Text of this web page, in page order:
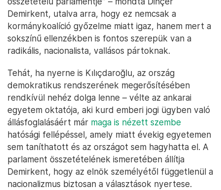
Demirkent, utalva arra, hogy ez nemcsak a
kormánykoalíció győzelme miatt igaz, hanem mert a
sokszínű ellenzékben is fontos szerepük van a
radikális, nacionalista, vallásos pártoknak.
Tehát, ha nyerne is Kılıçdaroğlu, az ország
demokratikus rendszerének megerősítésében
rendkívül nehéz dolga lenne – vélte az ankarai
egyetem oktatója, aki kurd emberi jogi ügyben való
állásfoglalásáért már maga is nézett szembe
hatósági fellépéssel, amely miatt évekig egyetemen
sem taníthatott és az országot sem hagyhatta el. A
parlament összetételének ismeretében állítja
Demirkent, hogy az elnök személyétől függetlenül a
nacionalizmus biztosan a választások nyertese.